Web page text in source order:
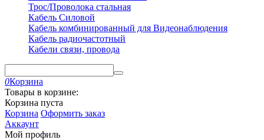
Трос/Проволока стальная
Кабель Силовой
Кабель комбинированный для Видеонаблюдения
Кабель радиочастотный
Кабели связи, провода
0Корзина
Товары в корзине:
Корзина пуста
Корзина Оформить заказ
Аккаунт
Мой профиль